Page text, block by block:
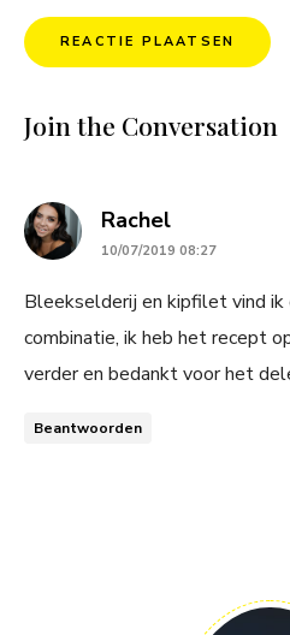
Join the Conversation
Rachelsays:
10/07/2019 08:27
Bleekselderij en kipfilet vind
combinatie, ik heb het recept
verder en bedankt voor het
Beantwoorden